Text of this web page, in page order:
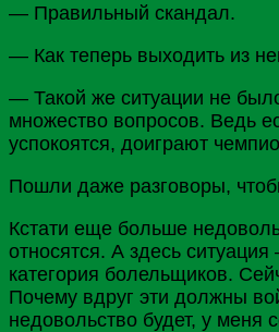
— Правильный скандал.
— Как теперь выходить из
— Такой же ситуации не
множество вопросов. Ведь
успокоятся, доиграют
Пошли даже разговоры,
Кстати еще больше
относятся. А здесь
категория болельщиков.
Почему вдруг эти должны
недовольство будет, у меня